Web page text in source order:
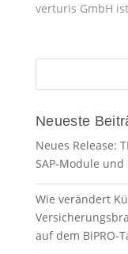
verturis GmbH
Neueste
Neues Release:
SAP-Module und
Wie verändert
auf dem BiPRO-